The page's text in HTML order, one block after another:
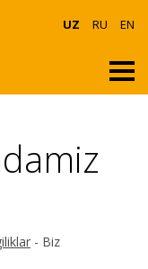
UZ RU EN
- Biz